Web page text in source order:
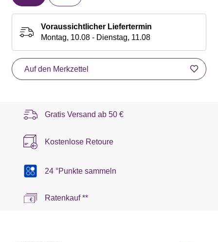
Voraussichtlicher Liefertermin
Montag, 10.08 - Dienstag, 11.08
Auf den Merkzettel
Gratis Versand ab 50 €
Kostenlose Retoure
24 °Punkte sammeln
Ratenkauf **